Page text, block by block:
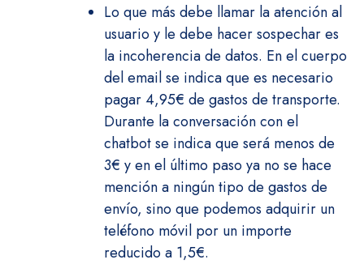
Lo que más debe llamar la atención al
usuario y le debe hacer sospechar es
la incoherencia de datos. En el cuerpo
del email se indica que es necesario
pagar 4,95€ de gastos de transporte.
Durante la conversación con el
chatbot se indica que será menos de
3€ y en el último paso ya no se hace
mención a ningún tipo de gastos de
envío, sino que podemos adquirir un
teléfono móvil por un importe
reducido a 1,5€.